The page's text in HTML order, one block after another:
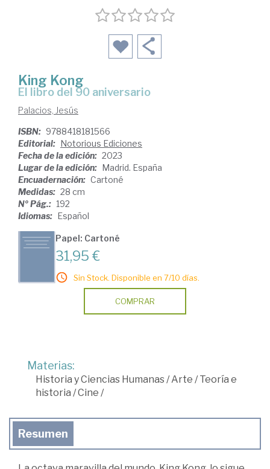
King Kong
el libro del 90 aniversario
Palacios, Jesús
ISBN: 9788418181566
Editorial:
Notorious Ediciones
Fecha de la edición: 2023
Lugar de la edición:
Madrid. España
Encuadernación: Cartoné
Medidas: 28 cm
Nº Pág.: 192
Idiomas:
Español
Papel: Cartoné
31,95 €
Sin Stock. Disponible en 7/10 días.
COMPRAR
Materias:
Historia y Ciencias Humanas/Arte /Teoría e
historia /Cine /
Resumen